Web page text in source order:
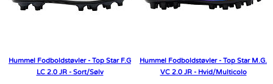
Hummel Fodboldstøvler - Top Star F.G
LC 2.0 JR - Sort/Sølv
Hummel Fodboldstøvler - Top Star M.G.
VC 2.0 JR - Hvid/Multicolo